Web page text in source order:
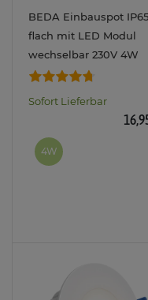
BEDA Einbauspot IP65
flach mit LED Modul
wechselbar 230V 4W
drei einstellbaren
Sofort Lieferbar
4W